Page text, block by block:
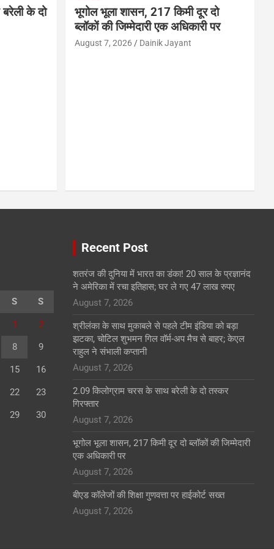
के दो
भूगोल भूला शासन, 217 किमी दूर दो
ब्लॉकों की जिम्मेदारी एक अधिकारी पर
August 7, 2026 Dainik Jayant
S S
1 2
8 9
15 16
22 23
29 30
Recent Post
शतरंज की दुनिया में भारत का डंका! 20 साल के प्रज्ञानंद
ने अमेरिका में रचा इतिहास; घर ले गए 47 लाख रुपए
August 7, 2026
श्रीलंका के साथ मुकाबले से पहले टीम इंडिया को बड़ा
झटका, चोटिल शुभमन गिल वॉर्म-अप मैच से बाहर; केएल
राहुल ने संभाली कप्तानी
August 7, 2026
2.09 किलोग्राम चरस के साथ बरेली के दो तस्कर
गिरफ्तार
August 7, 2026
भूगोल भूला शासन, 217 किमी दूर दो ब्लॉकों की जिम्मेदारी
एक अधिकारी पर
August 7, 2026
बीएड कॉलेजों की शिक्षा गुणवत्ता पर हाईकोर्ट सख्त
August 7, 2026